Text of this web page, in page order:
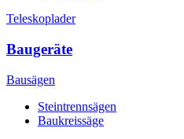
Teleskoplader
Baugeräte
Bausägen
Steintrennsägen
Baukreissäge